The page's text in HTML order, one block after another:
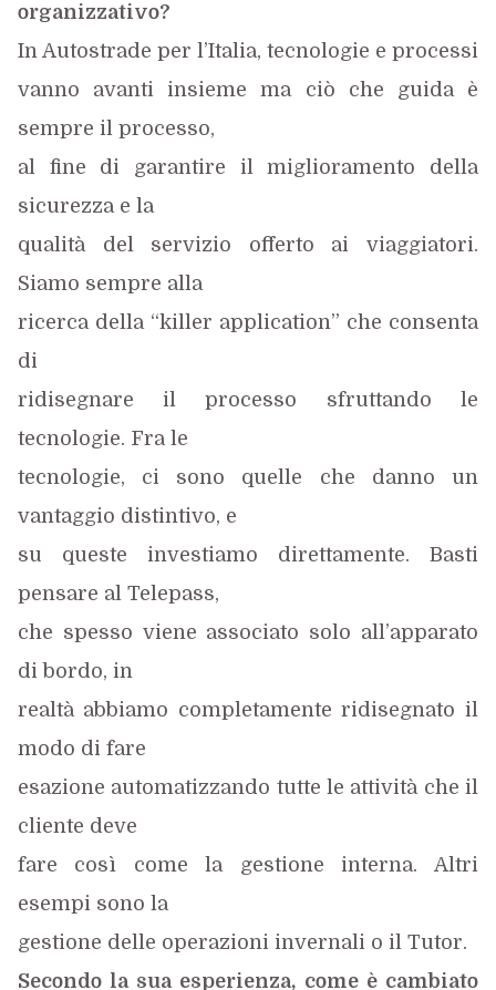
organizzativo?
In Autostrade per l’Italia, tecnologie e processi
vanno avanti insieme ma ciò che guida è
sempre il processo,
al fine di garantire il miglioramento della
sicurezza e la
qualità del servizio offerto ai viaggiatori.
Siamo sempre alla
ricerca della “killer application” che consenta
di
ridisegnare il processo sfruttando le
tecnologie. Fra le
tecnologie, ci sono quelle che danno un
vantaggio distintivo, e
su queste investiamo direttamente. Basti
pensare al Telepass,
che spesso viene associato solo all’apparato
di bordo, in
realtà abbiamo completamente ridisegnato il
modo di fare
esazione automatizzando tutte le attività che il
cliente deve
fare così come la gestione interna. Altri
esempi sono la
gestione delle operazioni invernali o il Tutor.
Secondo la sua esperienza, come è cambiato